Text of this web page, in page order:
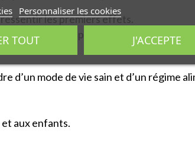
les premiers effets.
consommer pendant 1 mois, à
d’un mode de vie sain et d’un régime
aux enfants.
Personnaliser les cookies
TOUT J'ACCEPTE